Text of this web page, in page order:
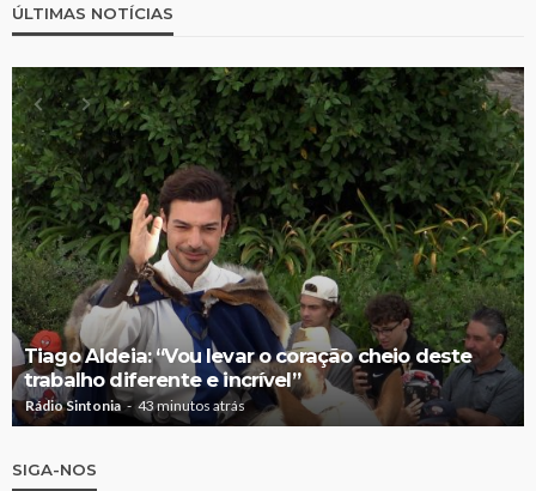
ÚLTIMAS NOTÍCIAS
Tiago Aldeia: “Vou levar o coração cheio deste
trabalho diferente e incrível”
Rádio Sintonia 43 minutos atrás
SIGA-NOS